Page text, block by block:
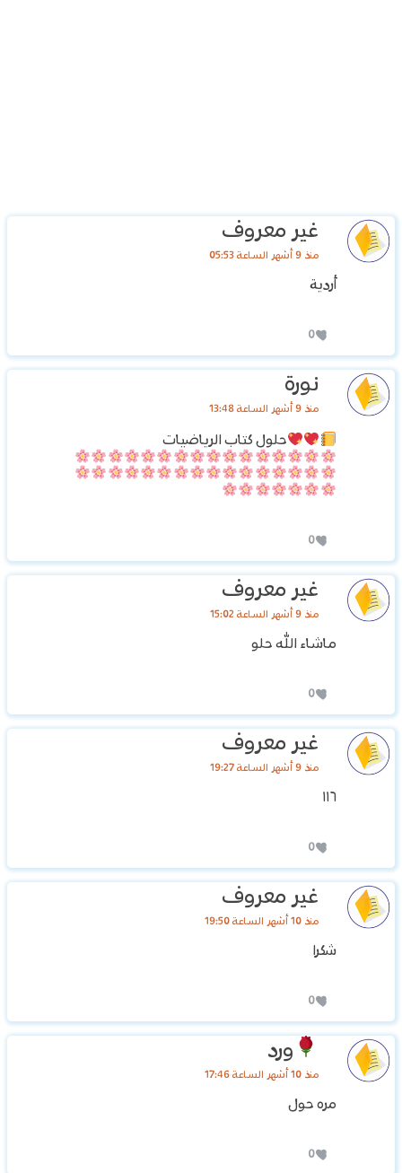
غير معروف
منذ 9 أشهر الساعة 05:53
أردية
0
نورة
منذ 9 أشهر الساعة 13:48
حلول كتاب الرياضيات
0
غير معروف
منذ 9 أشهر الساعة 15:02
ماشاء الله حلو
0
غير معروف
منذ 9 أشهر الساعة 19:27
١١٦
0
غير معروف
منذ 10 أشهر الساعة 19:50
شكرا
0
ورد
منذ 10 أشهر الساعة 17:46
مره حول
0